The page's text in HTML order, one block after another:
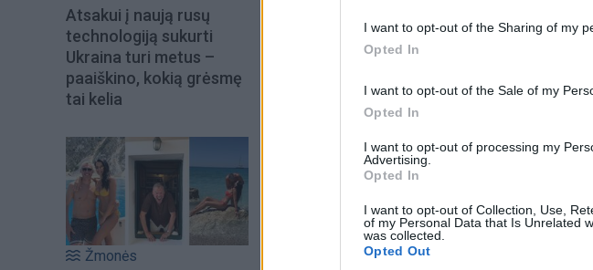
I want to opt-out of the Sharing of my
Opted In
I want to opt-out of the Sale of my
Opted In
I want to opt-out of processing my
Advertising.
Opted In
I want to opt-out of Collection, Use,
of my Personal Data that Is Unrelated
was collected.
Opted Out
Atsakui į naują rusų
technologiją sukurti
Ukraina turi metus –
paaiškino, kokią grėsmę
tai kelia
Žmonės